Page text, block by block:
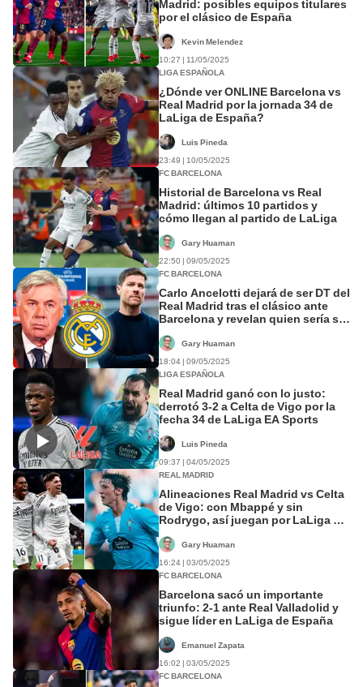
Madrid: posibles equipos titulares
por el clásico de España
Kevin Melendez
10:27 | 11/05/2025
LIGA ESPAÑOLA
¿Dónde ver ONLINE Barcelona vs
Real Madrid por la jornada 34 de
LaLiga de España?
Luis Pineda
23:49 | 10/05/2025
FC BARCELONA
Historial de Barcelona vs Real
Madrid: últimos 10 partidos y
cómo llegan al partido de LaLiga
Gary Huaman
22:50 | 09/05/2025
FC BARCELONA
Carlo Ancelotti dejará de ser DT del
Real Madrid tras el clásico ante
Barcelona y revelan quien sería su
Gary Huaman
18:04 | 09/05/2025
LIGA ESPAÑOLA
Real Madrid ganó con lo justo:
derrotó 3-2 a Celta de Vigo por la
fecha 34 de LaLiga EA Sports
Luis Pineda
09:37 | 04/05/2025
REAL MADRID
Alineaciones Real Madrid vs Celta
de Vigo: con Mbappé y sin
Rodrygo, así juegan por LaLiga de
Gary Huaman
16:24 | 03/05/2025
FC BARCELONA
Barcelona sacó un importante
triunfo: 2-1 ante Real Valladolid y
sigue líder en LaLiga de España
Emanuel Zapata
16:02 | 03/05/2025
FC BARCELONA